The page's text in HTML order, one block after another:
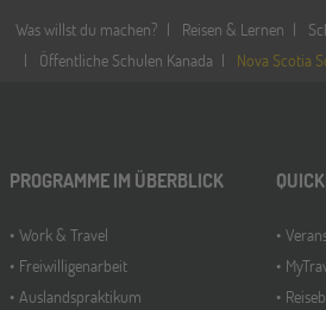
Was willst du machen?
Reisen & Lernen
Öffentliche Schulen Kanada
Nova Scotia
PROGRAMME IM ÜBERBLICK
Work & Travel
Freiwilligenarbeit
Auslandspraktikum